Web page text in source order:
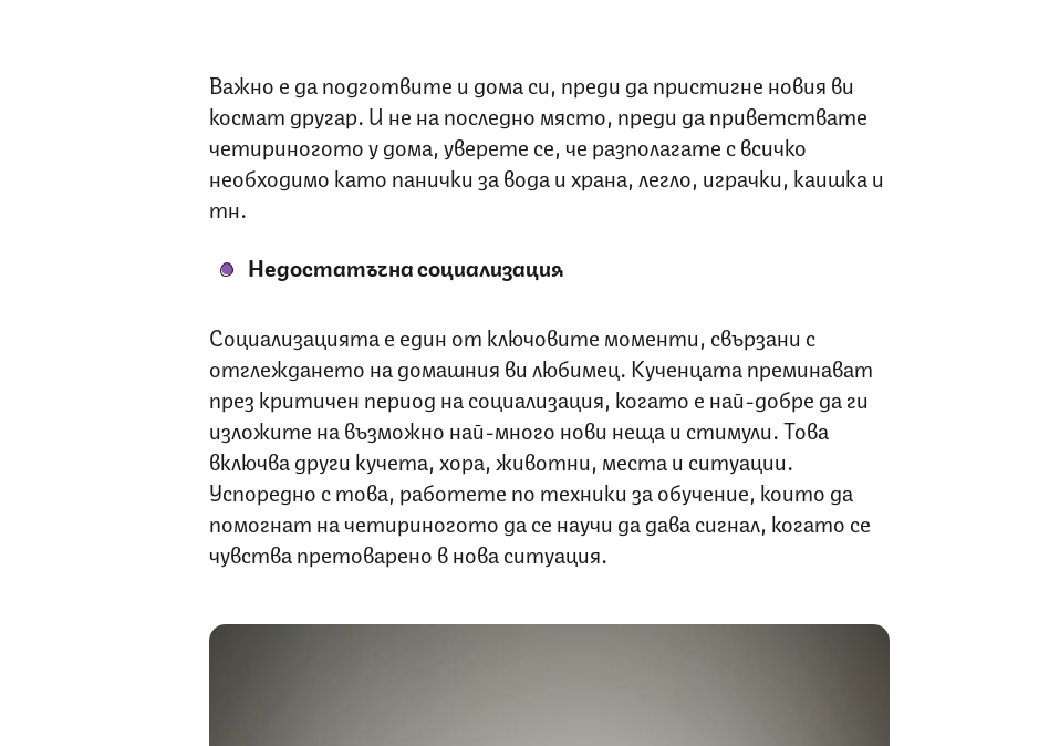
Важно е да подготвите и дома си, преди да пристигне новия ви
космат другар. И не на последно място, преди да приветствате
четириногото у дома, уверете се, че разполагате с всичко
необходимо като панички за вода и храна, легло, играчки, каишка и
тн.
Недостатъчна социализация
Социализацията е един от ключовите моменти, свързани с
отглеждането на домашния ви любимец. Кученцата преминават
през критичен период на социализация, когато е най-добре да ги
изложите на възможно най-много нови неща и стимули. Това
включва други кучета, хора, животни, места и ситуации.
Успоредно с това, работете по техники за обучение, които да
помогнат на четириногото да се научи да дава сигнал, когато се
чувства претоварено в нова ситуация.